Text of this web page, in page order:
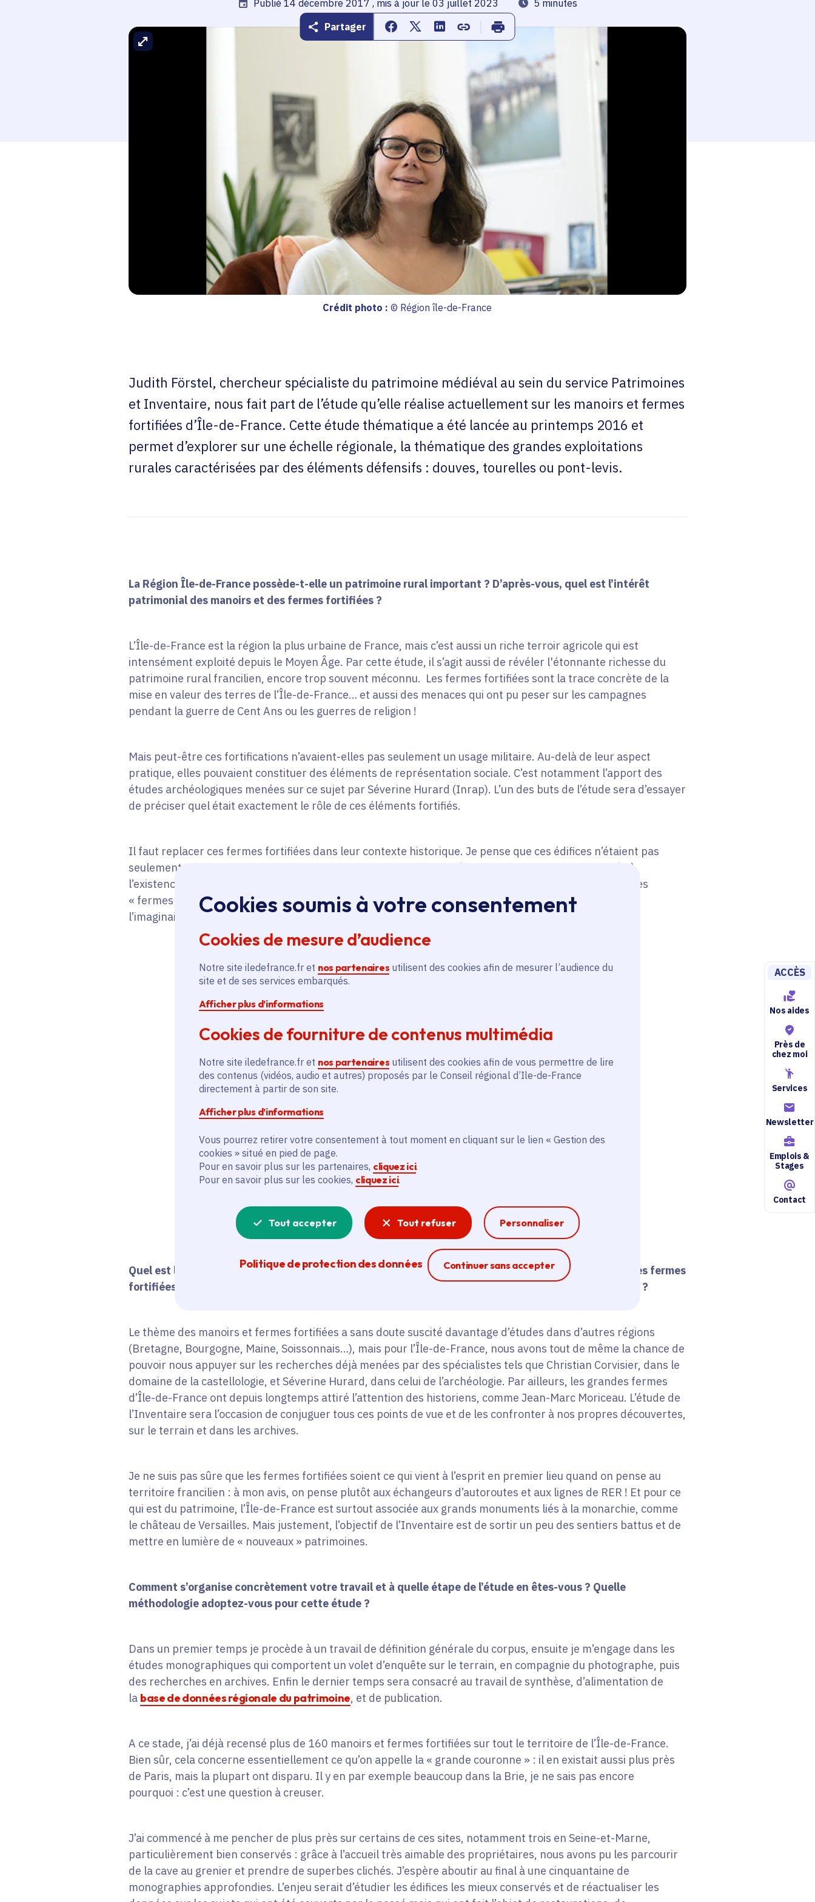
Cookies soumis à votre consentement
Cookies de mesure d’audience
Notre site iledefrance.fr et nos partenaires utilisent des cookies afin de mesurer l’audience du
site et de ses services embarqués.
Afficher plus d’informations
Cookies de fourniture de contenus multimédia
Notre site iledefrance.fr et nos partenaires utilisent des cookies afin de vous permettre de lire
des contenus (vidéos, audio et autres) proposés par le Conseil régional d’Ile-de-France
directement à partir de son site.
Afficher plus d’informations
Vous pourrez retirer votre consentement à tout moment en cliquant sur le lien « Gestion des
cookies » situé en pied de page.
Pour en savoir plus sur les partenaires, cliquez ici.
Pour en savoir plus sur les cookies, cliquez ici.
Tout accepter Tout refuser Personnaliser
Politique de protection des données Continuer sans accepter
Ferme la modale
ACCÈS
Nos aides
Près de
chez moi
Services
Newsletter
Emplois &
Stages
Contact
Partager Partager sur Facebook
Partager sur Twitter
Partager sur Linkedin
Copier dans le presse-papier
Imprimer
Date de publication
Publié 14 décembre 2017 , mis à jour le 03 juillet 2023 Temps de lecture
5 minutes
Crédit photo : © Région île-de-France
Judith Förstel, chercheur spécialiste du patrimoine médiéval au sein du service Patrimoines
et Inventaire, nous fait part de l’étude qu’elle réalise actuellement sur les manoirs et fermes
fortifiées d’Île-de-France. Cette étude thématique a été lancée au printemps 2016 et
permet d’explorer sur une échelle régionale, la thématique des grandes exploitations
rurales caractérisées par des éléments défensifs : douves, tourelles ou pont-levis.
La Région Île-de-France possède-t-elle un patrimoine rural important ? D’après-vous, quel est l’intérêt
patrimonial des manoirs et des fermes fortifiées ?
L’Île-de-France est la région la plus urbaine de France, mais c’est aussi un riche terroir agricole qui est
intensément exploité depuis le Moyen Âge. Par cette étude, il s’agit aussi de révéler l'étonnante richesse du
patrimoine rural francilien, encore trop souvent méconnu. Les fermes fortifiées sont la trace concrète de la
mise en valeur des terres de l’Île-de-France… et aussi des menaces qui ont pu peser sur les campagnes
pendant la guerre de Cent Ans ou les guerres de religion !
Mais peut-être ces fortifications n’avaient-elles pas seulement un usage militaire. Au-delà de leur aspect
pratique, elles pouvaient constituer des éléments de représentation sociale. C’est notamment l’apport des
études archéologiques menées sur ce sujet par Séverine Hurard (Inrap). L’un des buts de l’étude sera d’essayer
de préciser quel était exactement le rôle de ces éléments fortifiés.
Il faut replacer ces fermes fortifiées dans leur contexte historique. Je pense que ces édifices n’étaient pas
seulement des exploitations agricoles mais aussi des marqueurs féodaux : ils sont toujours associés à
l’existence d’un fief. C’est pourquoi j’ai finalement choisi d’associer dans mon étude les « manoirs » et les
« fermes fortifiées » : ce sont des lieux où résidaient les seigneurs locaux ou leur représentant. Dans
l’imaginaire commun ces ensembles architecturaux font d’ailleurs écho aux châteaux…
Agrandir l'image
Crédit photo :© Région île-de-France
Quel est l’état de la connaissance de ce patrimoine en particulier en Île-de-France ? Les manoirs et les fermes
fortifiées sont-elles identifiées comme des composantes « caractéristiques » du territoire francilien ?
Le thème des manoirs et fermes fortifiées a sans doute suscité davantage d’études dans d’autres régions
(Bretagne, Bourgogne, Maine, Soissonnais…), mais pour l’Île-de-France, nous avons tout de même la chance de
pouvoir nous appuyer sur les recherches déjà menées par des spécialistes tels que Christian Corvisier, dans le
domaine de la castellologie, et Séverine Hurard, dans celui de l’archéologie. Par ailleurs, les grandes fermes
d’Île-de-France ont depuis longtemps attiré l’attention des historiens, comme Jean-Marc Moriceau. L’étude de
l’Inventaire sera l’occasion de conjuguer tous ces points de vue et de les confronter à nos propres découvertes,
sur le terrain et dans les archives.
Je ne suis pas sûre que les fermes fortifiées soient ce qui vient à l’esprit en premier lieu quand on pense au
territoire francilien : à mon avis, on pense plutôt aux échangeurs d’autoroutes et aux lignes de RER ! Et pour ce
qui est du patrimoine, l’Île-de-France est surtout associée aux grands monuments liés à la monarchie, comme
le château de Versailles. Mais justement, l’objectif de l’Inventaire est de sortir un peu des sentiers battus et de
mettre en lumière de « nouveaux » patrimoines.
Comment s’organise concrètement votre travail et à quelle étape de l’étude en êtes-vous ? Quelle
méthodologie adoptez-vous pour cette étude ?
Dans un premier temps je procède à un travail de définition générale du corpus, ensuite je m’engage dans les
études monographiques qui comportent un volet d’enquête sur le terrain, en compagnie du photographe, puis
des recherches en archives. Enfin le dernier temps sera consacré au travail de synthèse, d’alimentation de
la base de données régionale du patrimoine, et de publication.
A ce stade, j’ai déjà recensé plus de 160 manoirs et fermes fortifiées sur tout le territoire de l’Île-de-France.
Bien sûr, cela concerne essentiellement ce qu’on appelle la « grande couronne » : il en existait aussi plus près
de Paris, mais la plupart ont disparu. Il y en par exemple beaucoup dans la Brie, je ne sais pas encore
pourquoi : c’est une question à creuser.
J’ai commencé à me pencher de plus près sur certains de ces sites, notamment trois en Seine-et-Marne,
particulièrement bien conservés : grâce à l’accueil très aimable des propriétaires, nous avons pu les parcourir
de la cave au grenier et prendre de superbes clichés. J’espère aboutir au final à une cinquantaine de
monographies approfondies. L’enjeu serait d’étudier les édifices les mieux conservés et de réactualiser les